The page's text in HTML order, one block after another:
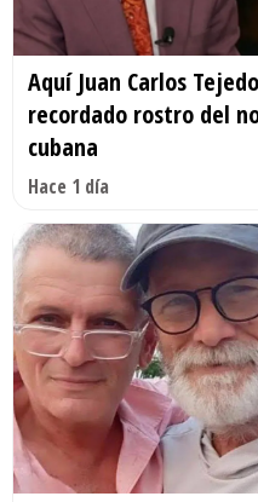
Aquí Juan Carlos
recordado rostro del
cubana
Hace 1 día